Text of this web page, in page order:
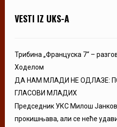
VESTI IZ UKS-A
Трибина „Француска 7“ –
Ходелом
ДА НАМ МЛАДИ НЕ ОДЛАЗЕ:
ГЛАСОВИ МЛАДИХ
Председник УКС Милош
прокишњава, али се неће